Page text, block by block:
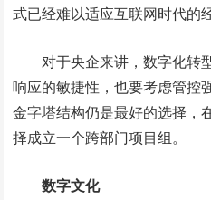
式已经难以适应互联网时代的
对于央企来讲，数字化转
响应的敏捷性，也要考虑管控
金字塔结构仍是最好的选择，
择成立一个跨部门项目组。
数字文化